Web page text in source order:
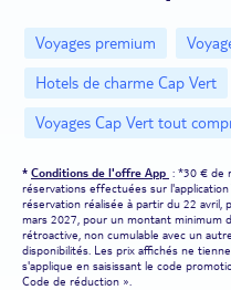
Voyages premium
Hotels de charme Cap Vert
Voyages Cap Vert tout
* Conditions de l'offre App : *30 € de
réservations effectuées sur
réservation réalisée à partir du 22
mars 2027, pour un montant minimum
rétroactive, non cumulable avec un
disponibilités. Les prix affichés ne
s'applique en saisissant le code
Code de réduction ».